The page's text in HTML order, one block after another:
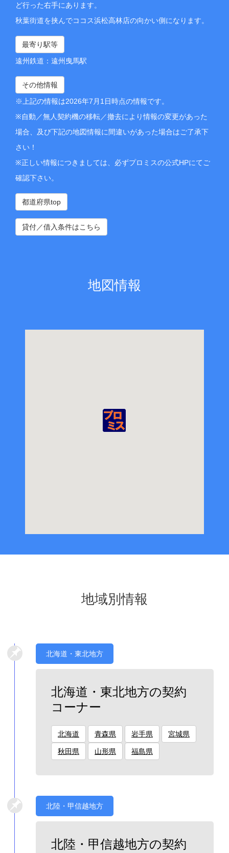
ど行った右手にあります。
秋葉街道を挟んでココス浜松高林店の向かい側になります。
最寄り駅等
遠州鉄道：遠州曳馬駅
その他情報
※上記の情報は2026年7月1日時点の情報です。
※自動／無人契約機の移転／撤去により情報の変更があった
場合、及び下記の地図情報に間違いがあった場合はご了承下
さい！
※正しい情報につきましては、必ずプロミスの公式HPにてご
確認下さい。
都道府県top
貸付／借入条件はこちら
地図情報
地域別情報
北海道・東北地方
北海道・東北地方の契約
コーナー
北海道 青森県 岩手県 宮城県
秋田県 山形県 福島県
北陸・甲信越地方
北陸・甲信越地方の契約